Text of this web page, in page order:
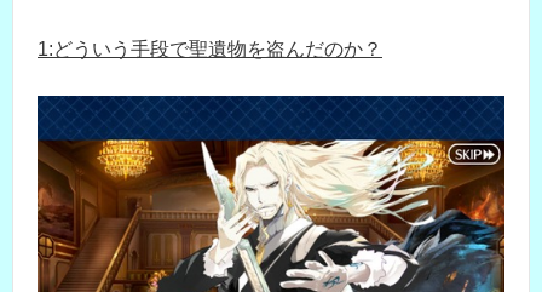
1:どういう手段で聖遺物を盗んだのか？